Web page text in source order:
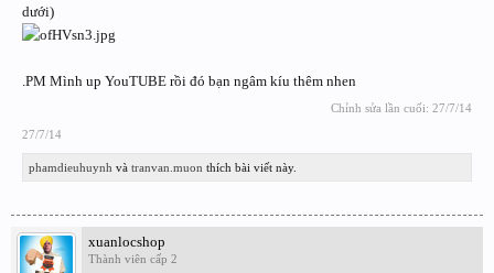
dưới)
.PM Mình up YouTUBE rồi đó bạn ngâm kíu thêm nhen
Chỉnh sửa lần cuối: 27/7/14
27/7/14
phamdieuhuynh và tranvan.muon thích bài viết này.
xuanlocshop
Thành viên cấp 2